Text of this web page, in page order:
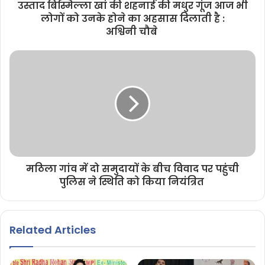
उस्ताद बिस्मिल्ला खां की शहनाई की मधुर गूंज आज भी
लोगों को उनके होने का अहसास दिलाती है :
अश्विनी चौबे
मठिला गांव में दो समुदायों के बीच विवाद पर पहुंची
पुलिस ने स्थिति को किया नियंत्रित
Related Articles